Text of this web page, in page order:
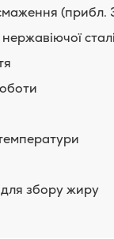
(прибл.
сталі
збору жиру